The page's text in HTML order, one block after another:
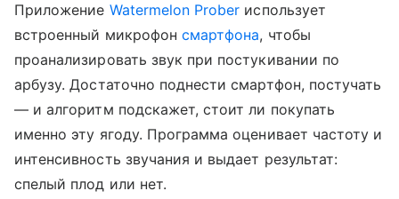
Приложение Watermelon Prober использует
встроенный микрофон смартфона, чтобы
проанализировать звук при постукивании по
арбузу. Достаточно поднести смартфон, постучать
— и алгоритм подскажет, стоит ли покупать
именно эту ягоду. Программа оценивает частоту и
интенсивность звучания и выдает результат:
спелый плод или нет.